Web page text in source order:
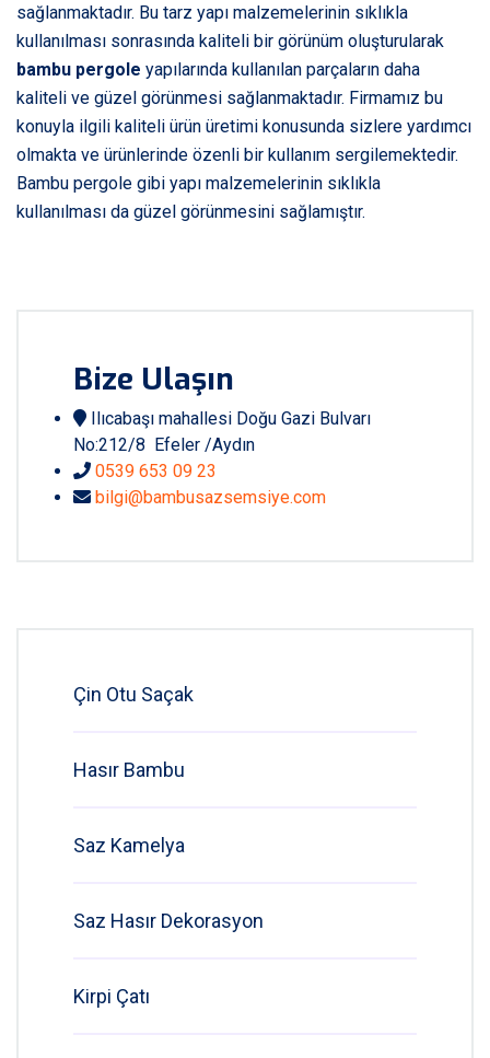
Bize Ulaşın
Ilıcabaşı mahallesi Doğu Gazi Bulvarı
No:212/8 Efeler /Aydın
0539 653 09 23
bilgi@bambusazsemsiye.com
Çin Otu Saçak
Hasır Bambu
Saz Kamelya
Saz Hasır Dekorasyon
Kirpi Çatı
sağlanmaktadır. Bu tarz yapı malzemelerinin sıklıkla
kullanılması sonrasında kaliteli bir görünüm oluşturularak
bambu pergole yapılarında kullanılan parçaların daha
kaliteli ve güzel görünmesi sağlanmaktadır. Firmamız bu
konuyla ilgili kaliteli ürün üretimi konusunda sizlere yardımcı
olmakta ve ürünlerinde özenli bir kullanım sergilemektedir.
Bambu pergole gibi yapı malzemelerinin sıklıkla
kullanılması da güzel görünmesini sağlamıştır.